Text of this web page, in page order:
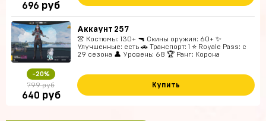
696 руб
Аккаунт 257
👚 Костюмы: 130+ 🔫 Скины оружия: 60+ ✨
Улучшенные: есть 🚗 Транспорт: 1 ⭐ Royale Pass: с
29 сезона 👤 Уровень: 68 🏆 Ранг: Корона
-20%
799 руб
640 руб
Купить